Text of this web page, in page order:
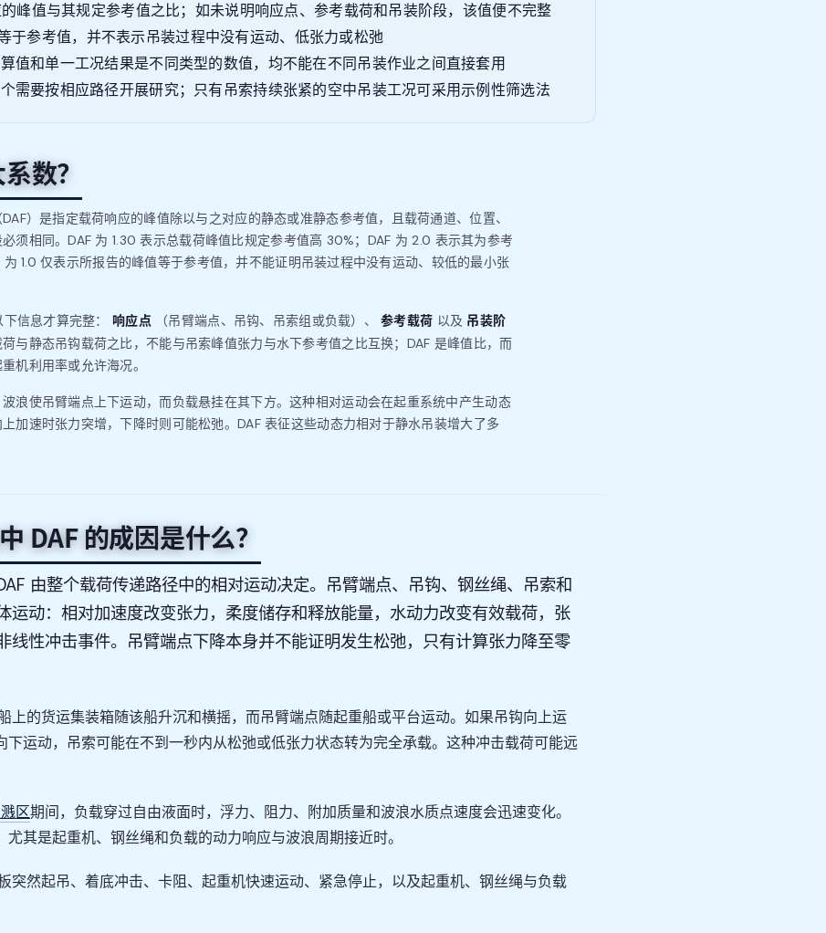
峰值与其规定参考值之比；如未说明响应点、参考载荷和吊装阶段，该值便不完整
于参考值，并不表示吊装过程中没有运动、低张力或松弛
值和单一工况结果是不同类型的数值，均不能在不同吊装作业之间直接套用
需要按相应路径开展研究；只有吊索持续张紧的空中吊装工况可采用示例性筛选法
数？
）是指定载荷响应的峰值除以与之对应的静态或准静态参考值，且载荷通道、位置、
须相同。DAF 为 1.30 表示总载荷峰值比规定参考值高 30%；DAF 为 2.0 表示其为参考
为 1.0 仅表示所报告的峰值等于参考值，并不能证明吊装过程中没有运动、较低的最小张
信息才算完整： 响应点 （吊臂端点、吊钩、吊索组或负载）、参考载荷 以及 吊装阶
与静态吊钩载荷之比，不能与吊索峰值张力与水下参考值之比互换；DAF 是峰值比，而
机利用率或允许海况。
浪使吊臂端点上下运动，而负载悬挂在其下方。这种相对运动会在起重系统中产生动态
加速时张力突增，下降时则可能松弛。DAF 表征这些动态力相对于静水吊装增大了多
DAF 的成因是什么？
由整个载荷传递路径中的相对运动决定。吊臂端点、吊钩、钢丝绳、吊索和
运动：相对加速度改变张力，柔度储存和释放能量，水动力改变有效载荷，张
线性冲击事件。吊臂端点下降本身并不能证明发生松弛，只有计算张力降至零
上的货运集装箱随该船升沉和横摇，而吊臂端点随起重船或平台运动。如果吊钩向上运
下运动，吊索可能在不到一秒内从松弛或低张力状态转为完全承载。这种冲击载荷可能远
区期间，负载穿过自由液面时，浮力、阻力、附加质量和波浪水质点速度会迅速变化。
尤其是起重机、钢丝绳和负载的动力响应与波浪周期接近时。
突然起吊、着底冲击、卡阻、起重机快速运动、紧急停止，以及起重机、钢丝绳与负载